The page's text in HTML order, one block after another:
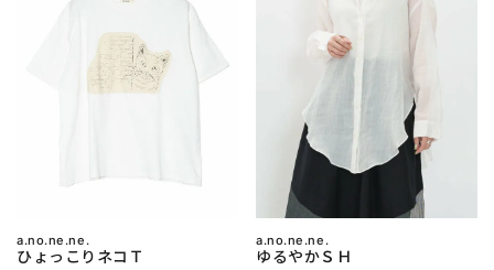
a.no.ne.ne.
ひょっこりネコＴ
a.no.ne.ne.
ゆるやかＳＨ